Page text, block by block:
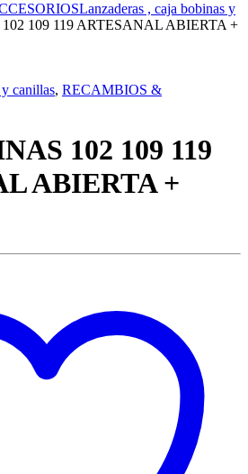
Lanzaderas , caja bobinas y
109 119 ARTESANAL ABIERTA +
canillas, RECAMBIOS &
102 109 119
ABIERTA +